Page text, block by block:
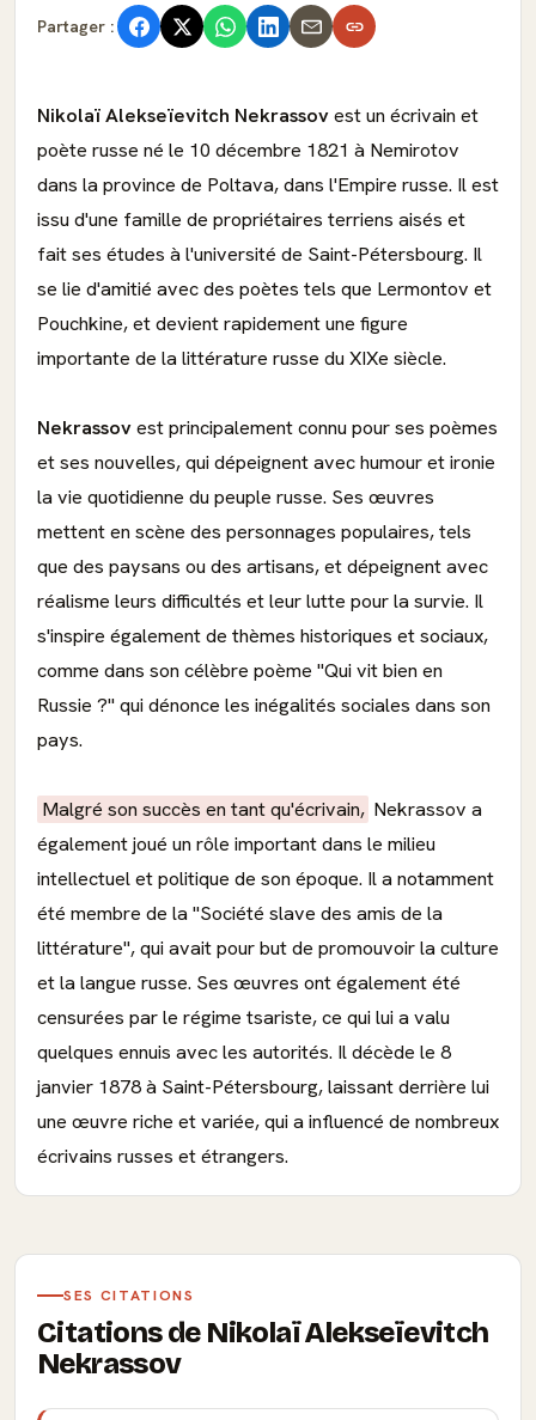
Partager :
Nikolaï Alekseïevitch Nekrassovest un écrivain et
poète russe né le 10 décembre 1821 à Nemirotov
dans la province de Poltava, dans l'Empire russe. Il est
issu d'une famille de propriétaires terriens aisés et
fait ses études à l'université de Saint-Pétersbourg. Il
se lie d'amitié avec des poètes tels que Lermontov et
Pouchkine, et devient rapidement une figure
importante de la littérature russe du XIXe siècle.
Nekrassovest principalement connu pour ses poèmes
et ses nouvelles, qui dépeignent avec humour et ironie
la vie quotidienne du peuple russe. Ses œuvres
mettent en scène des personnages populaires, tels
que des paysans ou des artisans, et dépeignent avec
réalisme leurs difficultés et leur lutte pour la survie. Il
s'inspire également de thèmes historiques et sociaux,
comme dans son célèbre poème "Qui vit bien en
Russie ?" qui dénonce les inégalités sociales dans son
pays.
Malgré son succès en tant qu'écrivain, Nekrassov a
également joué un rôle important dans le milieu
intellectuel et politique de son époque. Il a notamment
été membre de la "Société slave des amis de la
littérature", qui avait pour but de promouvoir la culture
et la langue russe. Ses œuvres ont également été
censurées par le régime tsariste, ce qui lui a valu
quelques ennuis avec les autorités. Il décède le 8
janvier 1878 à Saint-Pétersbourg, laissant derrière lui
une œuvre riche et variée, qui a influencé de nombreux
écrivains russes et étrangers.
SES CITATIONS
Citations de Nikolaï Alekseïevitch
Nekrassov